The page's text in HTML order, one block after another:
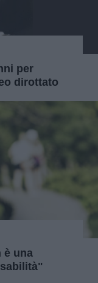
per
dirottato
è una